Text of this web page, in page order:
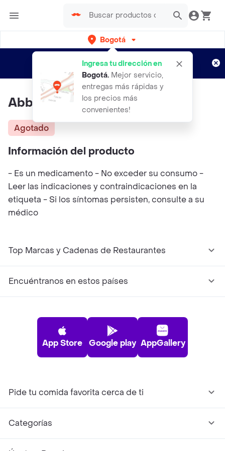
Bogotá
Ingresa tu dirección en
Bogotá. Mejor servicio,
entregas más rápidas y
los precios más
convenientes!
envíos gratis por semanas
Aplican TyC
Abbott Actos
Agotado
Información del producto
- Es un medicamento - No exceder su consumo -
Leer las indicaciones y contraindicaciones en la
etiqueta - Si los síntomas persisten, consulte a su
médico
Top Marcas y Cadenas de Restaurantes
Encuéntranos en estos países
App Store Google play AppGallery
Pide tu comida favorita cerca de ti
Categorías